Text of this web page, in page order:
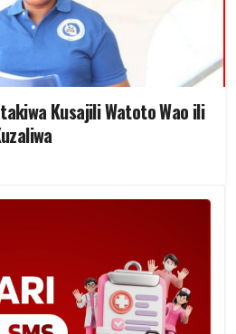
Kusajili Watoto Wao ili